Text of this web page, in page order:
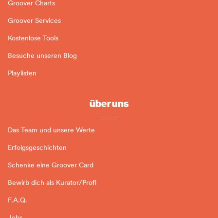
Groover Charts
Groover Services
Kostenlose Tools
Besuche unseren Blog
Playlisten
über uns
Das Team und unsere Werte
Erfolgsgeschichten
Schenke eine Groover Card
Bewirb dich als Kurator/Profi
F.A.Q.